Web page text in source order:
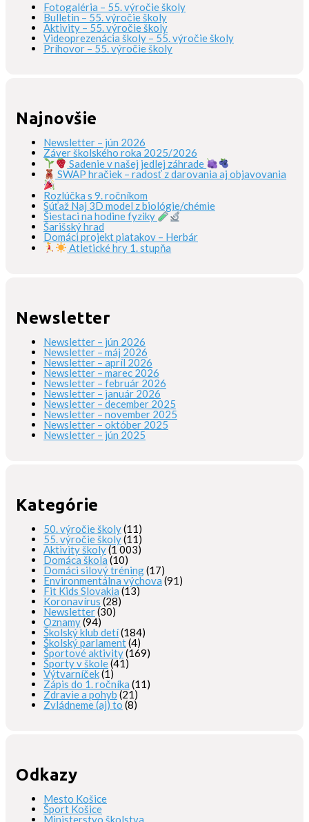
Fotogaléria – 55. výročie školy
Bulletin – 55. výročie školy
Aktivity – 55. výročie školy
Videoprezenácia školy – 55. výročie školy
Príhovor – 55. výročie školy
Najnovšie
Newsletter – jún 2026
Záver školského roka 2025/2026
Sadenie v našej jedlej záhrade
SWAP hračiek – radosť z darovania aj objavovania
Rozlúčka s 9. ročníkom
Súťaž Naj 3D model z biológie/chémie
Šiestaci na hodine fyziky
Šarišský hrad
Domáci projekt piatakov – Herbár
Atletické hry 1. stupňa
Newsletter
Newsletter – jún 2026
Newsletter – máj 2026
Newsletter – apríl 2026
Newsletter – marec 2026
Newsletter – február 2026
Newsletter – január 2026
Newsletter – december 2025
Newsletter – november 2025
Newsletter – október 2025
Newsletter – jún 2025
Kategórie
50. výročie školy(11)
55. výročie školy(11)
Aktivity školy(1 003)
Domáca škola (10)
Domáci silový tréning(17)
Environmentálna výchova (91)
Fit Kids Slovakia (13)
Koronavírus (28)
Newsletter(30)
Oznamy(94)
Školský klub detí(184)
Školský parlament(4)
Športové aktivity(169)
Športy v škole(41)
Výtvarníček(1)
Zápis do 1. ročníka (11)
Zdravie a pohyb (21)
Zvládneme (aj) to (8)
Odkazy
Mesto Košice
Šport Košice
Ministerstvo školstva